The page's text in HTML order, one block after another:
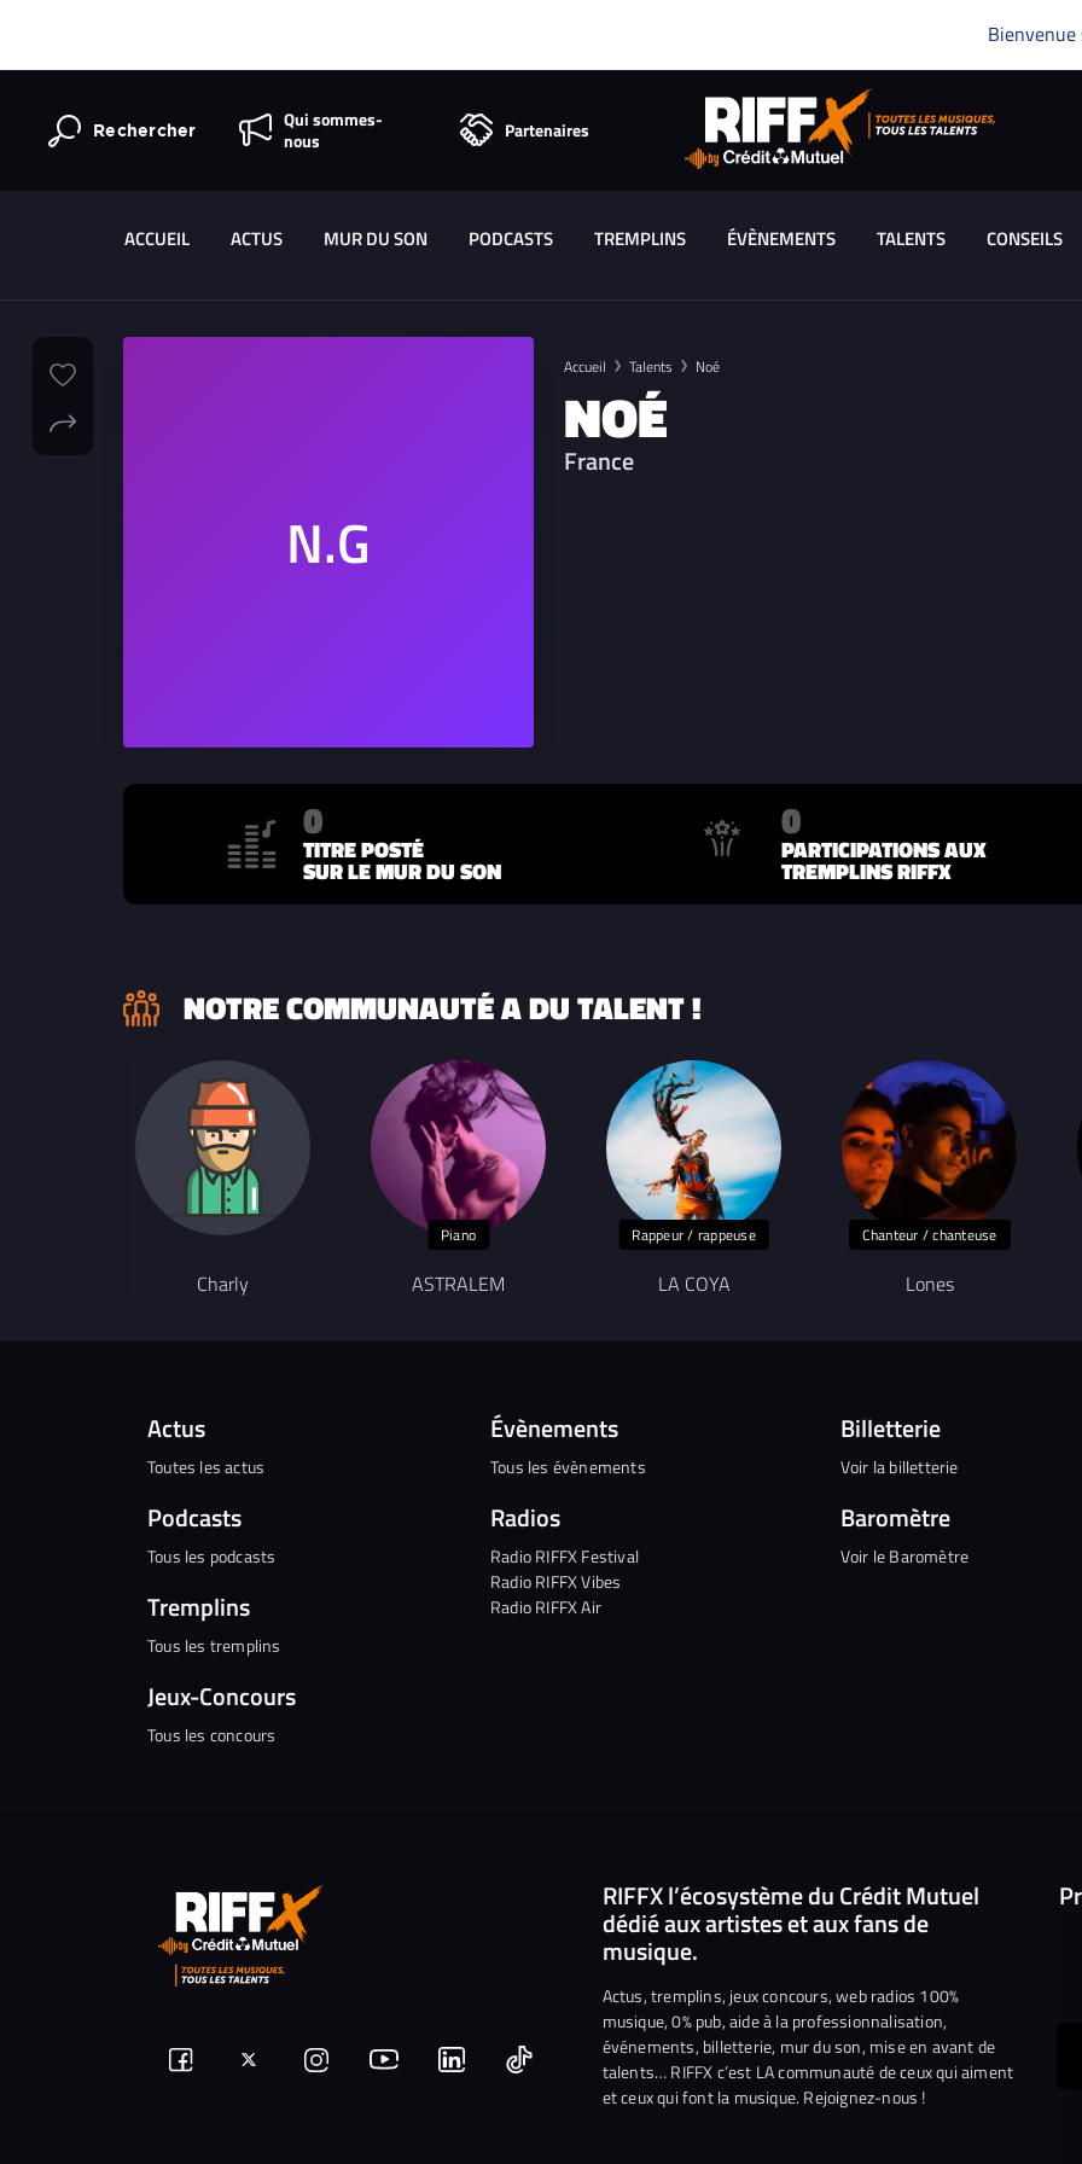
Bienvenue
Rechercher
Qui sommes-
nous
Partenaires
ACCUEIL ACTUS MUR DU SON PODCASTS TREMPLINS ÉVÈNEMENTS TALENTS CONSEILS
Accueil Talents Noé
NOÉ
France
0
TITRE POSTÉ
SUR LE MUR DU SON
0
PARTICIPATIONS AUX
TREMPLINS RIFFX
NOTRE COMMUNAUTÉ A DU TALENT !
Charly
Piano
ASTRALEM
Rappeur / rappeuse
LA COYA
Chanteur / chanteuse
Lones
Actus
Toutes les actus
Podcasts
Tous les podcasts
Tremplins
Tous les tremplins
Jeux-Concours
Tous les concours
Évènements
Tous les évènements
Radios
Radio RIFFX Festival
Radio RIFFX Vibes
Radio RIFFX Air
Billetterie
Voir la billetterie
Baromètre
Voir le Baromètre
Suivez-Suivez-Nous
NousNous Nous
RIFFX l’écosystème du Crédit Mutuel
dédié aux artistes et aux fans de
musique.
Actus, tremplins, jeux concours, web radios 100%
musique, 0% pub, aide à la professionnalisation,
événements, billetterie, mur du son, mise en avant de
talents… RIFFX c’est LA communauté de ceux qui aiment
et ceux qui font la musique. Rejoignez-nous !